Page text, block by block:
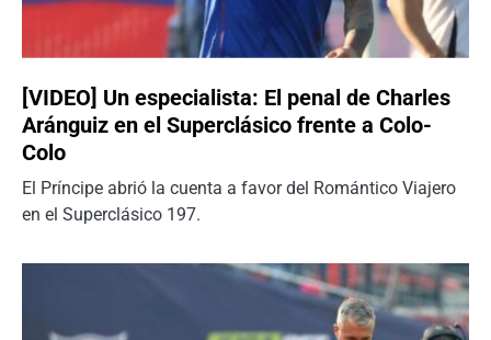
[VIDEO] Un especialista: El penal de Charles
Aránguiz en el Superclásico frente a Colo-
Colo
El Príncipe abrió la cuenta a favor del Romántico Viajero
en el Superclásico 197.